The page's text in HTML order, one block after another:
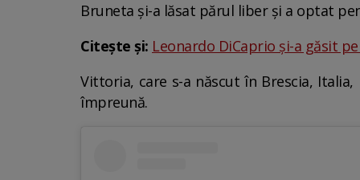
Bruneta și-a lăsat părul liber și a optat
Citește și: Leonardo DiCaprio și-a găsit
Vittoria, care s-a născut în Brescia,
împreună.